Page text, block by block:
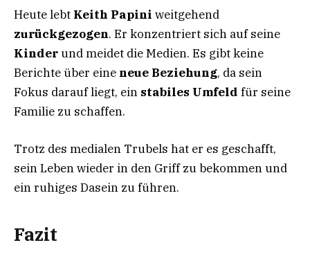
Heute lebt Keith Papini weitgehend
zurückgezogen. Er konzentriert sich auf seine
Kinderund meidet die Medien. Es gibt keine
Berichte über eine neue Beziehung, da sein
Fokus darauf liegt, ein stabiles Umfeld für seine
Familie zu schaffen.
Trotz des medialen Trubels hat er es geschafft,
sein Leben wieder in den Griff zu bekommen und
ein ruhiges Dasein zu führen.
Fazit